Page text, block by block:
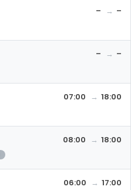
– –
– –
07:00 18:00
08:00 18:00
06:00 17:00